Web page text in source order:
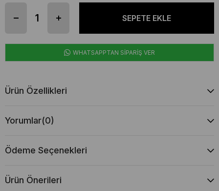
WHATSAPPTAN SİPARİŞ VER
Ürün Özellikleri
Yorumlar(0)
Ödeme Seçenekleri
Ürün Önerileri